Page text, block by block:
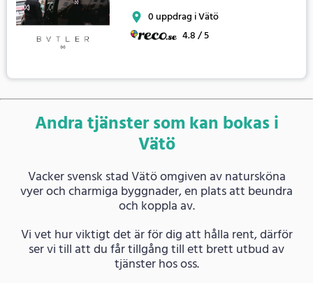
0 uppdrag i Vätö
4.8 / 5
Andra tjänster som kan bokas i
Vätö
Vacker svensk stad Vätö omgiven av natursköna
vyer och charmiga byggnader, en plats att beundra
och koppla av.
Vi vet hur viktigt det är för dig att hålla rent, därför
ser vi till att du får tillgång till ett brett utbud av
tjänster hos oss.